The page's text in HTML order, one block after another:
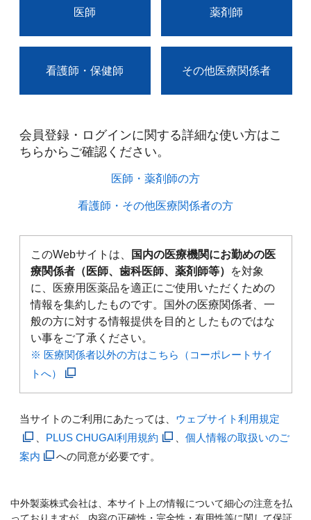
医師 薬剤師
看護師・保健師 その他医療関係者
会員登録・ログインに関する詳細な使い方はこ
ちらからご確認ください。​
医師・薬剤師の方​
看護師・その他医療関係者の方​
このWebサイトは、
国内の医療機関にお勤めの医
療関係者（医師、歯科医師、薬剤師等）
を対象
に、医療用医薬品を適正にご使用いただくための
情報を集約したものです。国外の医療関係者、一
般の方に対する情報提供を目的としたものではな
い事をご了承ください。
※ 医療関係者以外の方はこちら（コーポレートサイ
トへ）
当サイトのご利用にあたっては、 ウェブサイト利用規定
PLUS CHUGAI利用規約
個人情報の取扱いのご
案内
への同意が必要です。
中外製薬株式会社は、本サイト上の情報について細心の注意を払
っておりますが、内容の正確性・完全性・有用性等に関して保証